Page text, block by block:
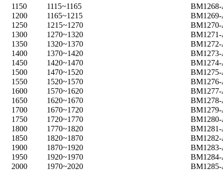
1150
1115~1165
1200
1165~1215
1250
1215~1270
1300
1270~1320
1350
1320~1370
1400
1370~1420
1450
1420~1470
1500
1470~1520
1550
1520~1570
1600
1570~1620
1650
1620~1670
1700
1670~1720
1750
1720~1770
1800
1770~1820
1850
1820~1870
1900
1870~1920
1950
1920~1970
2000
1970~2020